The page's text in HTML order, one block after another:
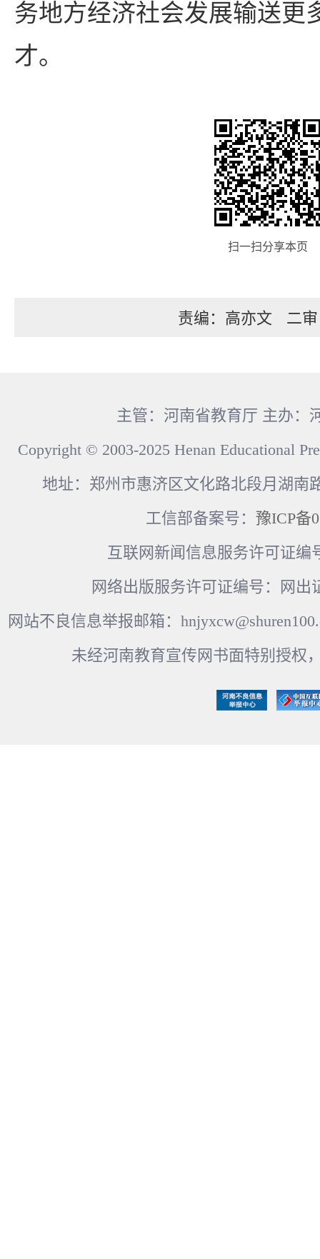
务地方经济社会发展输送更
才。
扫一扫分享本页
责编：高亦文 二
主管：河南省教育厅 主办：
Copyright © 2003-2025 Henan Educational
地址：郑州市惠济区文化路北段月湖南
工信部备案号： 豫ICP备
互联网新闻信息服务许可证编
网络出版服务许可证编号：网出
网站不良信息举报邮箱：
未经河南教育宣传网书面特别授权